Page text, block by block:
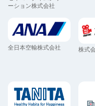
ーション株式会社
全日本空輸株式会社 株式